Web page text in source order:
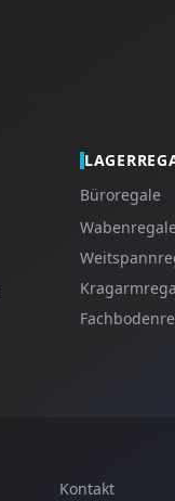
Büroregale
Kontakt